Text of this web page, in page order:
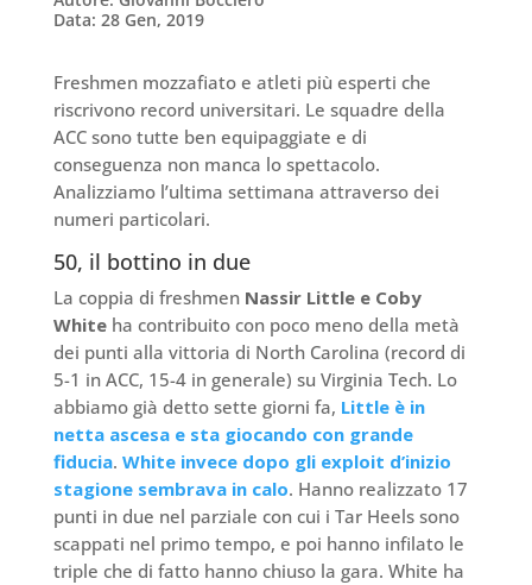
Data: 28 Gen, 2019
Freshmen mozzafiato e atleti più esperti che
riscrivono record universitari. Le squadre della
ACC sono tutte ben equipaggiate e di
conseguenza non manca lo spettacolo.
Analizziamo l’ultima settimana attraverso dei
numeri particolari.
50, il bottino in due
La coppia di freshmen Nassir Little e Coby
Whiteha contribuito con poco meno della metà
dei punti alla vittoria di North Carolina (record di
5-1 in ACC, 15-4 in generale) su Virginia Tech. Lo
abbiamo già detto sette giorni fa, Little è in
netta ascesa e sta giocando con grande
fiducia. White invece dopo gli exploit d’inizio
stagione sembrava in calo. Hanno realizzato 17
punti in due nel parziale con cui i Tar Heels sono
scappati nel primo tempo, e poi hanno infilato le
triple che di fatto hanno chiuso la gara. White ha